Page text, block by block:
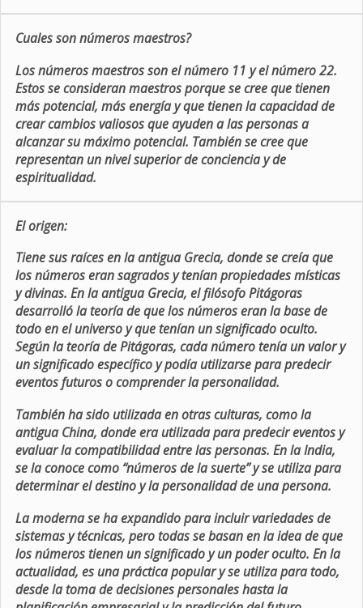
Cuales son números maestros?
Los números maestros son el número 11 y el número 22.
Estos se consideran maestros porque se cree que tienen
más potencial, más energía y que tienen la capacidad de
crear cambios valiosos que ayuden a las personas a
alcanzar su máximo potencial. También se cree que
representan un nivel superior de conciencia y de
espiritualidad.
El origen:
Tiene sus raíces en la antigua Grecia, donde se creía que
los números eran sagrados y tenían propiedades místicas
y divinas. En la antigua Grecia, el filósofo Pitágoras
desarrolló la teoría de que los números eran la base de
todo en el universo y que tenían un significado oculto.
Según la teoría de Pitágoras, cada número tenía un valor y
un significado específico y podía utilizarse para predecir
eventos futuros o comprender la personalidad.
También ha sido utilizada en otras culturas, como la
antigua China, donde era utilizada para predecir eventos y
evaluar la compatibilidad entre las personas. En la India,
se la conoce como “números de la suerte” y se utiliza para
determinar el destino y la personalidad de una persona.
La moderna se ha expandido para incluir variedades de
sistemas y técnicas, pero todas se basan en la idea de que
los números tienen un significado y un poder oculto. En la
actualidad, es una práctica popular y se utiliza para todo,
desde la toma de decisiones personales hasta la